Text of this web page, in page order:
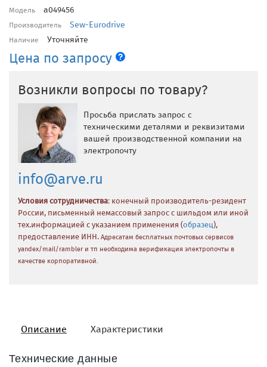
Модель a049456
Производитель Sew-Eurodrive
Наличие Уточняйте
Цена по запросу
Возникли вопросы по товару?
Просьба прислать запрос с
техническими деталями и реквизитами
вашей производственной компании на
электропочту
info@arve.ru
Условия сотрудничества: конечный производитель-резидент
России, письменный немассовый запрос с шильдом или иной
тех.информацией с указанием применения (образец),
предоставление ИНН. Адресатам бесплатных почтовых сервисов
yandex/mail/rambler и тп необходима верификация электропочты в
качестве корпоративной.
Описание Характеристики
Технические данные